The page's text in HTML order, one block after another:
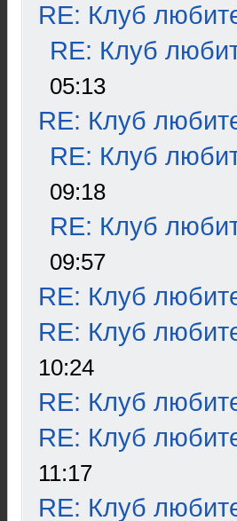
RE: Клуб
RE: Клуб
05:13
RE: Клуб
RE: Клуб
09:18
RE: Клуб
09:57
RE: Клуб
RE: Клуб
10:24
RE: Клуб
RE: Клуб
11:17
RE: Клуб